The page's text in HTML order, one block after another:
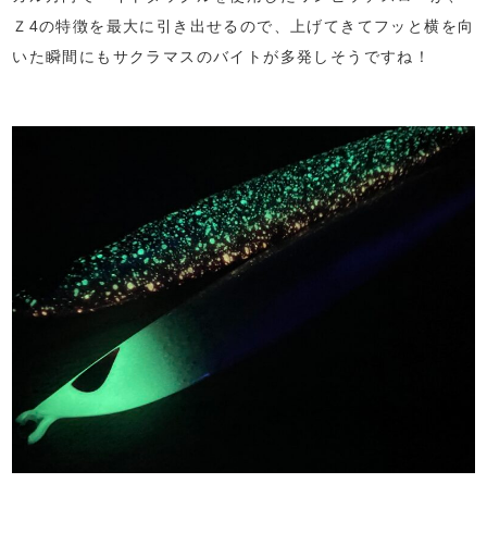
Ｚ4の特徴を最大に引き出せるので、上げてきてフッと横を向
いた瞬間にもサクラマスのバイトが多発しそうですね！